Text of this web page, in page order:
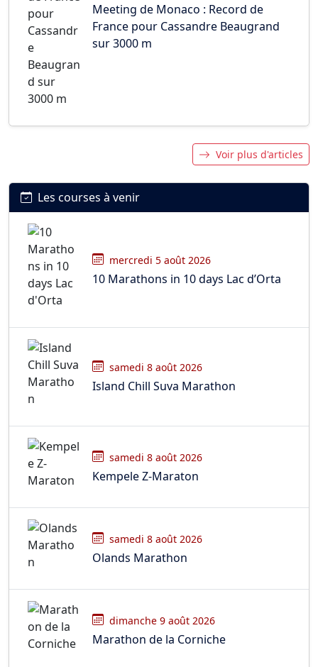
Meeting de Monaco : Record de
France pour Cassandre Beaugrand
sur 3000 m
Voir plus d'articles
Les courses à venir
mercredi 5 août 2026
10 Marathons in 10 days Lac d’Orta
samedi 8 août 2026
Island Chill Suva Marathon
samedi 8 août 2026
Kempele Z-Maraton
samedi 8 août 2026
Olands Marathon
dimanche 9 août 2026
Marathon de la Corniche